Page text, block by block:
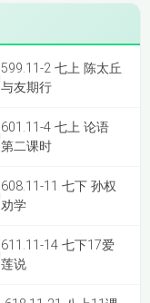
599.11-2 七上 陈太丘
与友期行
601.11-4 七上 论语
第二课时
608.11-11 七下 孙权
劝学
611.11-14 七下17爱
莲说